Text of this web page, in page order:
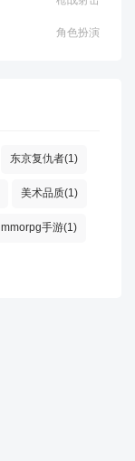
角色扮演
东京复仇者(1)
美术品质(1)
mmorpg手游(1)